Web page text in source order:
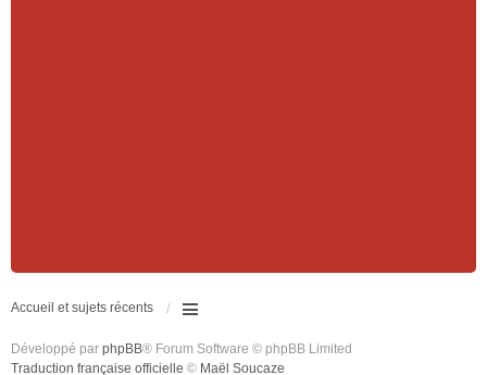
Accueil et sujets récents
Développé par phpBB® Forum Software © phpBB Limited
Traduction française officielle © Maël Soucaze